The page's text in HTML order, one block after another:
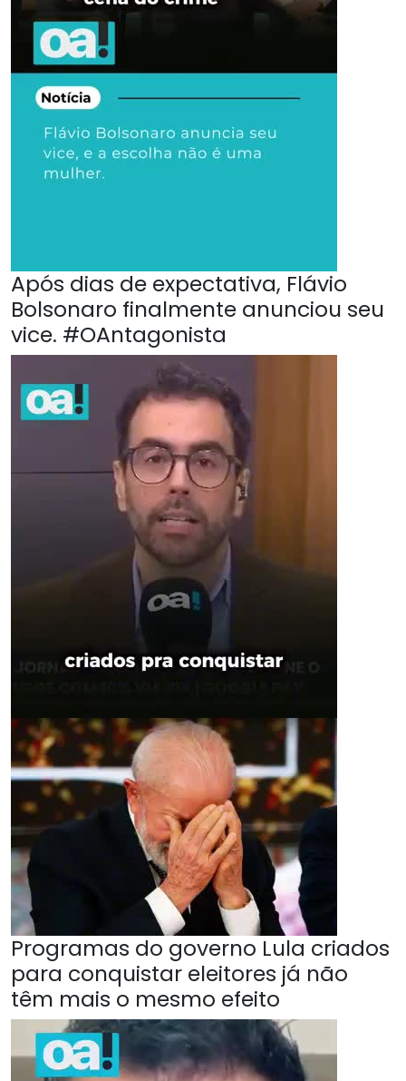
Após dias de expectativa, Flávio
Bolsonaro finalmente anunciou seu
vice. #OAntagonista
Programas do governo Lula criados
para conquistar eleitores já não
têm mais o mesmo efeito